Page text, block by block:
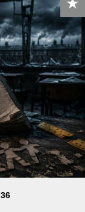
36komentara